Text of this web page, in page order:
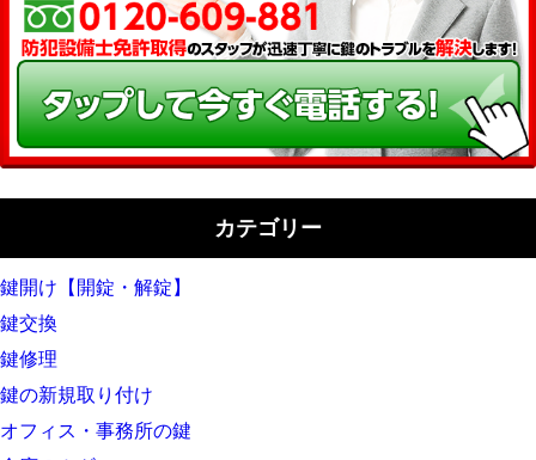
カテゴリー
鍵開け【開錠・解錠】
鍵交換
鍵修理
鍵の新規取り付け
オフィス・事務所の鍵